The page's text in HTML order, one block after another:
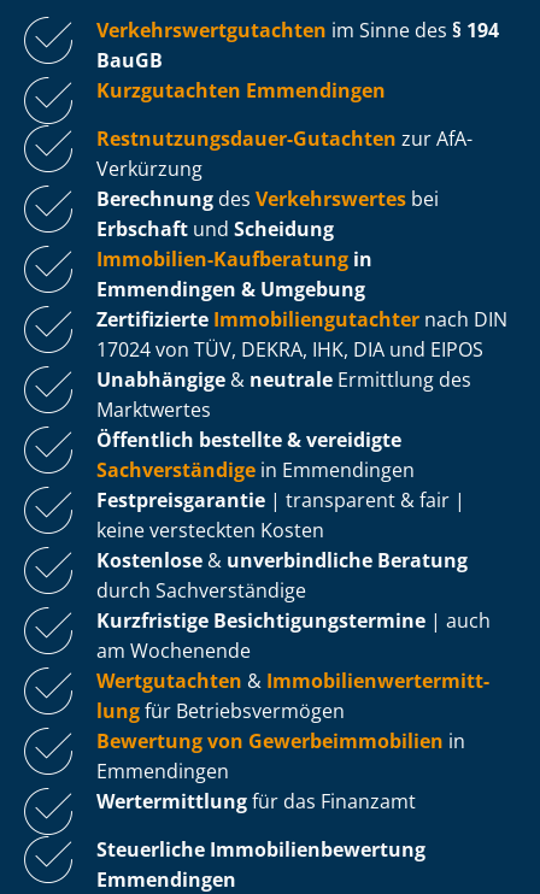
Ver­kehrs­wert­gut­ach­ten im Sinne des § 194
BauGB
Kurzgutachten Emmendingen
Rest­nut­zungs­dau­er-Gutachten zur AfA-
Verkürzung
Berechnung des Verkehrswertes bei
Erbschaft und Scheidung
Immobilien-Kaufberatung in
Emmendingen & Umgebung
Zertifizierte Im­mo­bi­li­en­gut­ach­ter nach DIN
17024 von TÜV, DEKRA, IHK, DIA und EIPOS
Unabhängige & neutrale Ermittlung des
Marktwertes
Öffentlich bestellte & vereidigte
Sachverständige in Emmendingen
Fest­preis­ga­ran­tie | transparent & fair |
keine versteckten Kosten
Kostenlose & unverbindliche Beratung
durch Sachverständige
Kurzfristige Be­sich­ti­gungs­ter­mi­ne | auch
am Wochenende
Wertgutachten & Im­mo­bi­li­en­wert­ermitt­
lungfür Be­triebs­ver­mö­gen
Bewertung von Ge­wer­be­im­mo­bi­li­en in
Emmendingen
Wertermittlungfür das Finanzamt
Steuerliche Im­mo­bi­li­en­be­wer­tung
Emmendingen